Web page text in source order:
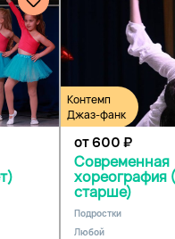
Контемп
Джаз-фанк
от 600₽
Современная
хореография
старше)
Подростки
Любой